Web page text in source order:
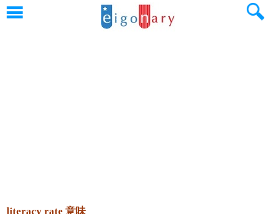
literacy rate 意味